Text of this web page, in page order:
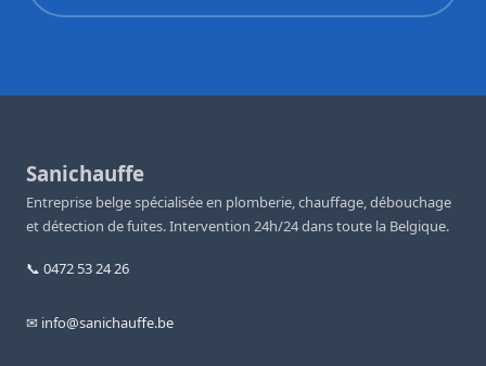
Sanichauffe
Entreprise belge spécialisée en plomberie, chauffage, débouchage
et détection de fuites. Intervention 24h/24 dans toute la Belgique.
📞 0472 53 24 26
✉ info@sanichauffe.be